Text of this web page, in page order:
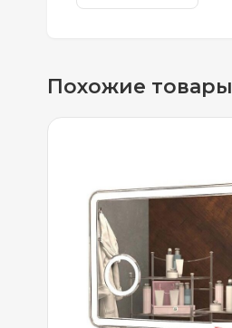
Похожие товары